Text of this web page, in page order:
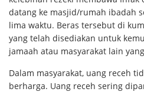
datang ke masjid/rumah ibadah
lima waktu. Beras tersebut di
yang telah disediakan untuk
jamaah atau masyarakat lain
Dalam masyarakat, uang receh
berharga. Uang receh sering